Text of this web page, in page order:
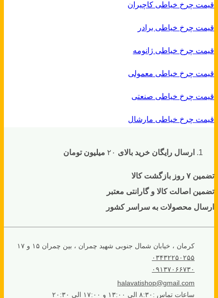
قیمت چرخ خیاطی کاچیران
قیمت چرخ خیاطی برادر
قیمت چرخ خیاطی ژانومه
قیمت چرخ خیاطی معمولی
قیمت چرخ خیاطی صنعتی
قیمت چرخ خیاطی مارشال
ارسال رایگان خرید بالای میلیون تومان
تضمین ۷ روز بازگشت کالا
تضمین اصالت کالا و گارانتی معتبر
ارسال محصولات به سراسر کشور
کرمان ، خیابان شمال جنوبی شهید چمران ، بین چمران ۱۵ و ۱۷
۰۳۴۳۲۲۵۰۲۵۵
۰۹۱۳۷۰۶۶۷۳۰
halavatishop@gmail.com
ساعات تماس :۸:۳۰ الی ۱۳:۰۰ و ۱۷:۰۰ الی ۲۰:۳۰